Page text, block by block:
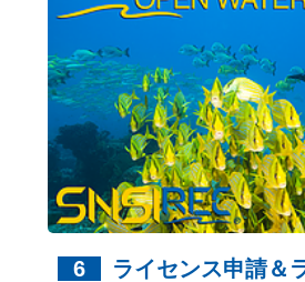
6
ライセンス申請＆